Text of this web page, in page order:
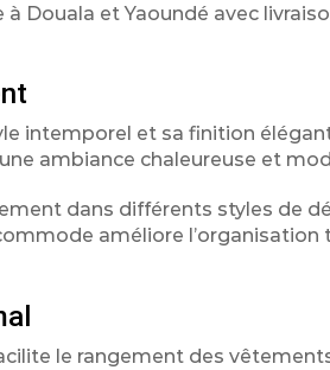
Douala et Yaoundé avec
intemporel et sa finition
ambiance chaleureuse et
dans différents styles de
améliore
le rangement des